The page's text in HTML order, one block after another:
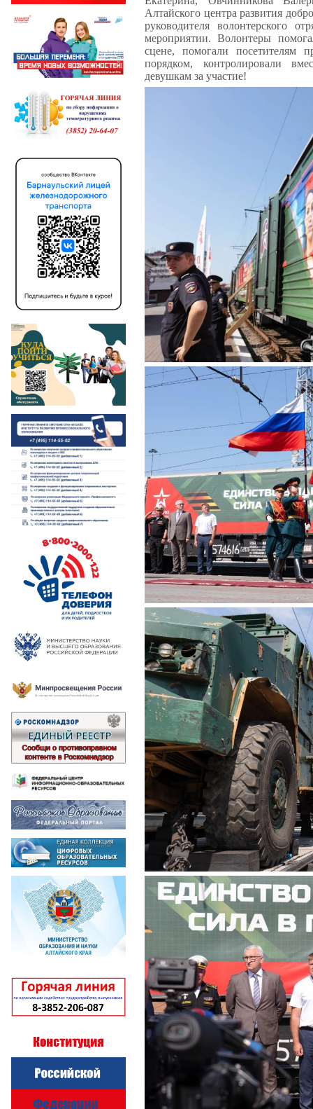
Алтайского центра развития
руководителя волонтерского
мероприятии. Волонтеры
сцене, помогали
порядком, контролировали
девушкам за участие!